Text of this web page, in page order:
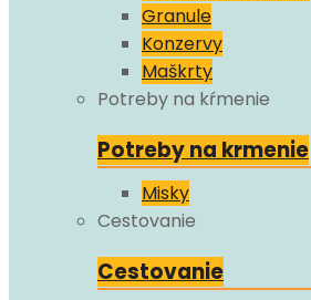
Granule
Konzervy
Maškrty
Potreby na kŕmenie
Potreby na krmenie
Misky
Cestovanie
Cestovanie